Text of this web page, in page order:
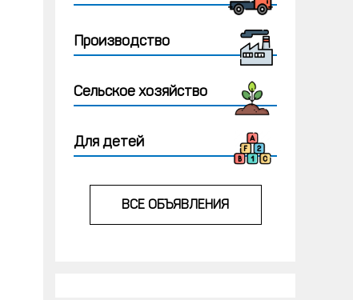
Производство
Сельское хозяйство
Для детей
ВСЕ ОБЪЯВЛЕНИЯ